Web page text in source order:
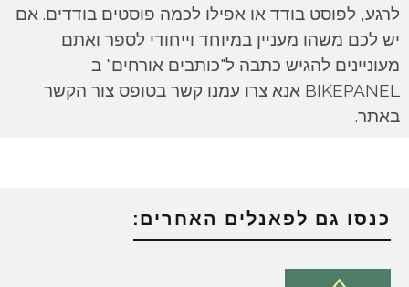
לרגע, לפוסט בודד או אפילו לכמה פוסטים בודדים. אם
יש לכם משהו מעניין במיוחד וייחודי לספר ואתם
מעוניינים להגיש כתבה ל"כותבים אורחים" ב
BIKEPANEL אנא צרו עמנו קשר בטופס צור הקשר
באתר.
כנסו גם לפאנלים האחרים: